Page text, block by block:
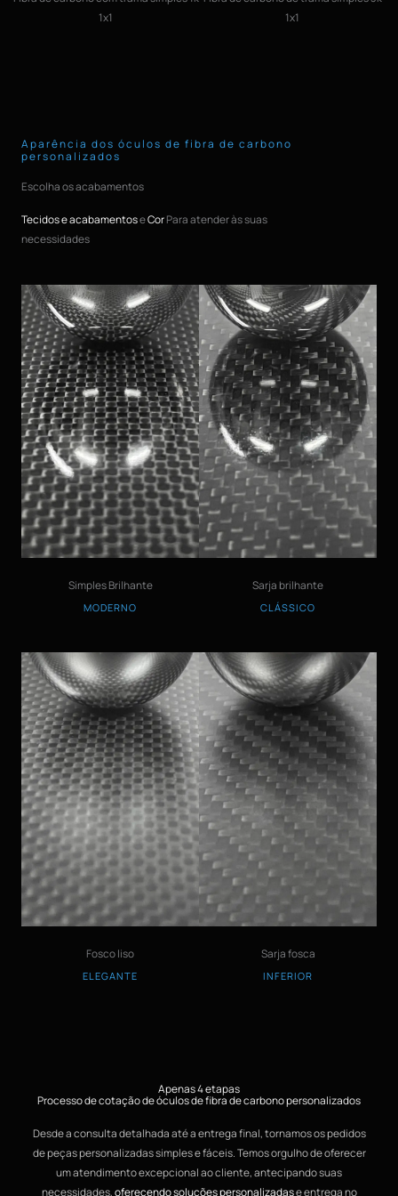
1x1
1x1
Aparência dos óculos de fibra de carbono
personalizados
Escolha os acabamentos
Tecidos e acabamentoseCorPara atender às suas
necessidades
Simples Brilhante
MODERNO
Sarja brilhante
CLÁSSICO
Fosco liso
ELEGANTE
Sarja fosca
INFERIOR
Apenas 4 etapas
Processo de cotação de óculos de fibra de carbono personalizados
Desde a consulta detalhada até a entrega final, tornamos os pedidos
de peças personalizadas simples e fáceis. Temos orgulho de oferecer
um atendimento excepcional ao cliente, antecipando suas
necessidades,oferecendo soluções personalizadase entrega no